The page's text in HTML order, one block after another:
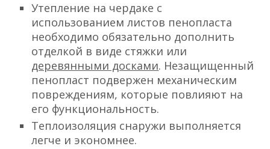
Утепление на чердаке с
использованием листов пенопласта
необходимо обязательно дополнить
отделкой в виде стяжки или
деревянными досками. Незащищенный
пенопласт подвержен механическим
повреждениям, которые повлияют на
его функциональность.
Теплоизоляция снаружи выполняется
легче и экономнее.